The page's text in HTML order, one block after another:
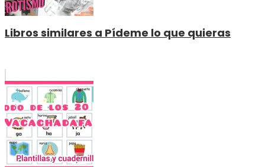
Libros similares a Pídeme lo que quieras